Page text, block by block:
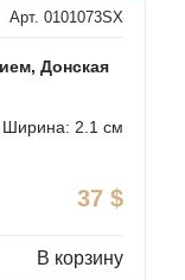
Арт. 0101073SX
Донская
Ширина: 2.1 см
37 $
В корзину